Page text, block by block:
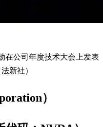
在公司年度技术大会上发表
新社）
）